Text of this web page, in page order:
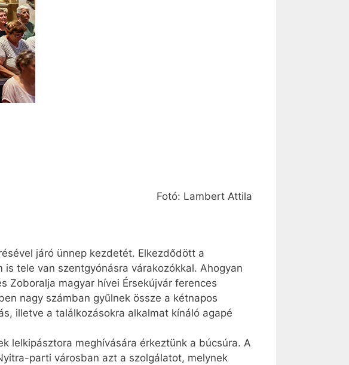
Fotó: Lambert Attila
járó ünnep kezdetét. Elkezdődött a
tele van szentgyónásra várakozókkal. Ahogyan
Zoboralja magyar hívei Érsekújvár ferences
nagy számban gyűlnek össze a kétnapos
illetve a találkozásokra alkalmat kínáló agapé
lelkipásztora meghívására érkeztünk a búcsúra. A
parti városban azt a szolgálatot, melynek